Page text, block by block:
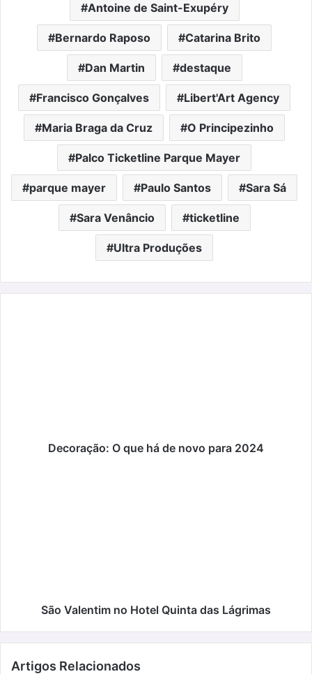
Antoine de Saint-Exupéry
Bernardo Raposo Catarina Brito
Dan Martin destaque
Francisco Gonçalves Libert'Art Agency
Maria Braga da Cruz O Principezinho
Palco Ticketline Parque Mayer
parque mayer Paulo Santos Sara Sá
Sara Venâncio ticketline
Ultra Produções
Decoração: O que há de novo para 2024
São Valentim no Hotel Quinta das Lágrimas
Artigos Relacionados